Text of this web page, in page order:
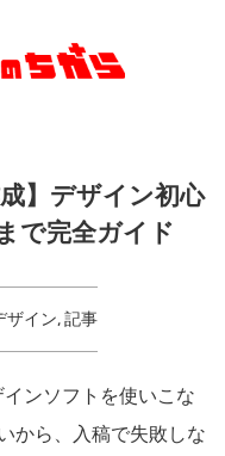
】デザイン初心
で完全ガイド
ザイン,記事
ンソフトを使いこな
から、入稿で失敗しな